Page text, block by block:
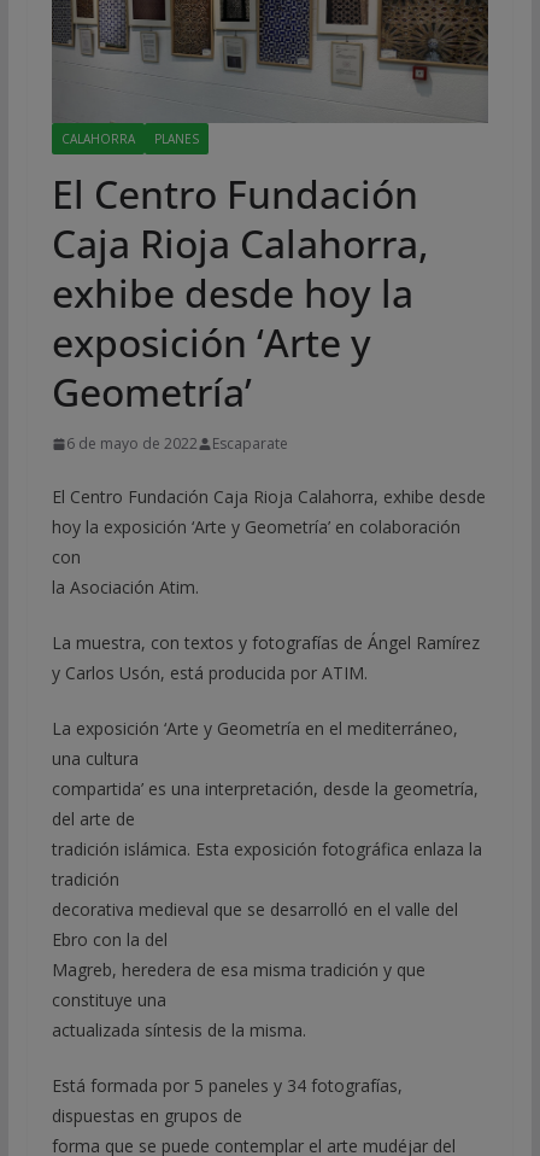
CALAHORRA PLANES
El Centro Fundación
Caja Rioja Calahorra,
exhibe desde hoy la
exposición ‘Arte y
Geometría’
6 de mayo de 2022 Escaparate
El Centro Fundación Caja Rioja Calahorra, exhibe desde
hoy la exposición ‘Arte y Geometría’ en colaboración
con
la Asociación Atim.
La muestra, con textos y fotografías de Ángel Ramírez
y Carlos Usón, está producida por ATIM.
La exposición ‘Arte y Geometría en el mediterráneo,
una cultura
compartida’ es una interpretación, desde la geometría,
del arte de
tradición islámica. Esta exposición fotográfica enlaza la
tradición
decorativa medieval que se desarrolló en el valle del
Ebro con la del
Magreb, heredera de esa misma tradición y que
constituye una
actualizada síntesis de la misma.
Está formada por 5 paneles y 34 fotografías,
dispuestas en grupos de
forma que se puede contemplar el arte mudéjar del